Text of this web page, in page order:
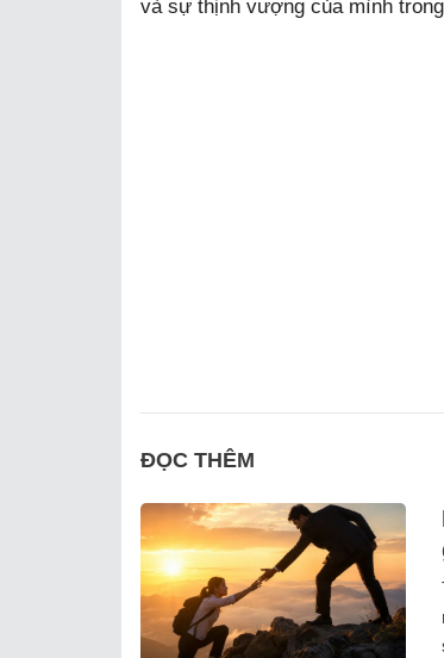
và sự thịnh vượng của mình
ĐỌC THÊM